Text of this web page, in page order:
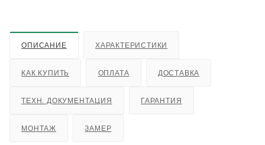
ОПИСАНИЕ ХАРАКТЕРИСТИКИ
КАК КУПИТЬ ОПЛАТА ДОСТАВКА
ТЕХН. ДОКУМЕНТАЦИЯ ГАРАНТИЯ
МОНТАЖ ЗАМЕР